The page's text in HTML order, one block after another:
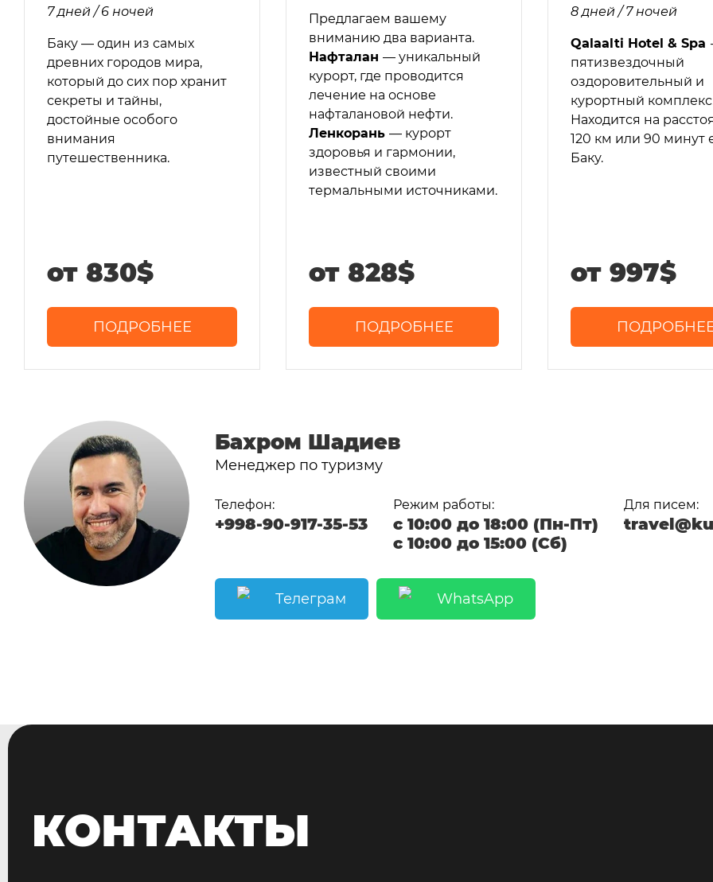
7 дней / 6 ночей
Баку — один из самых
древних городов мира,
который до сих пор хранит
секреты и тайны,
достойные особого
внимания
путешественника.
от 830$
ПОДРОБНЕЕ
Предлагаем вашему
вниманию два варианта.
Нафталан — уникальный
курорт, где проводится
лечение на основе
нафталановой нефти.
Ленкорань — курорт
здоровья и гармонии,
известный своими
термальными источниками.
от 828$
ПОДРОБНЕЕ
8 дней / 7 ночей
Qalaalti Hotel & Spa
пятизвездочный
оздоровительный и
курортный
Находится на
120 км или 90 минут
Баку.
от 997$
Бахром Шадиев
Менеджер по туризму
Телефон:
+998-90-917-35-53
Режим работы:
с 10:00 до 18:00 (Пн-Пт)
с 10:00 до 15:00 (Сб)
Для писем:
Телеграм WhatsApp
КОНТАКТЫ